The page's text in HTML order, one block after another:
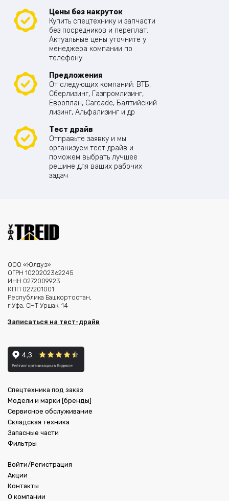
Цены без накруток
Купить спецтехнику и запчасти
без посредников и переплат.
Актуальные цены уточните у
менеджера компании по
телефону
Предложения
От следующих компаний: ВТБ,
Сберлизинг, Газпромлизинг,
Европлан, Carcade, Балтийский
лизинг, Альфализинг и др
Тест драйв
Отправьте заявку и мы
организуем тест драйв и
поможем выбрать лучшее
решине для ваших рабочих
задач
ООО «Юлдуз»
ОГРН 1020202362245
ИНН 0272009923
КПП 027201001
Республика Башкортостан,
г.Уфа, СНТ Уршак, 14
Записаться на тест-драйв
Спецтехника под заказ
Модели и марки [бренды]
Сервисное обслуживание
Складская техника
Запасные части
Фильтры
Войти/Регистрация
Акции
Контакты
О компании